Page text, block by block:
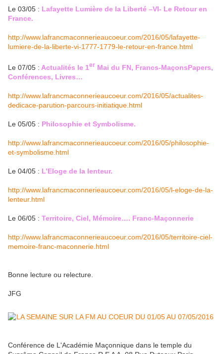
Le 03/05 : Lafayette Lumière de la Liberté –VI- Le Retour en
France.
http://www.lafrancmaconnerieaucoeur.com/2016/05/lafayette-
lumiere-de-la-liberte-vi-1777-1779-le-retour-en-france.html
Le 07/05 : Actualités le 1er Mai du FN, Francs-MaçonsPapers,
Conférences, Livres…
http://www.lafrancmaconnerieaucoeur.com/2016/05/actualites-
dedicace-parution-parcours-initiatique.html
Le 05/05 : Philosophie et Symbolisme.
http://www.lafrancmaconnerieaucoeur.com/2016/05/philosophie-
et-symbolisme.html
Le 04/05 : L’Eloge de la lenteur.
http://www.lafrancmaconnerieaucoeur.com/2016/05/l-eloge-de-la-
lenteur.html
Le 06/05 : Territoire, Ciel, Mémoire…. Franc-Maçonnerie
http://www.lafrancmaconnerieaucoeur.com/2016/05/territoire-ciel-
memoire-franc-maconnerie.html
Bonne lecture ou relecture.
JFG
Conférence de L'Académie Maçonnique dans le temple du